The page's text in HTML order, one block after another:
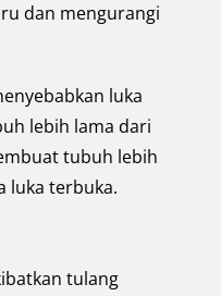
dan mengurangi
luka
lebih lama dari
tubuh lebih
luka terbuka.
tulang